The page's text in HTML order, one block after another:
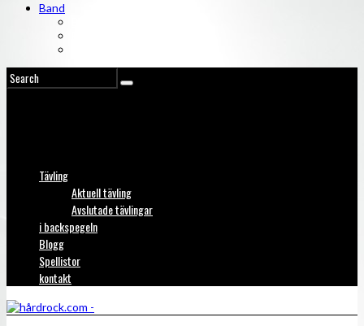
Band
Tävling
Aktuell tävling
Avslutade tävlingar
i backspegeln
Blogg
Spellistor
kontakt